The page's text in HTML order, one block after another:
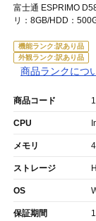
富士通 ESPRIMO
リ：8GB/HDD：
機能ランク:訳あり品
外観ランク:訳あり品
商品ランクにつ
商品コード
CPU
メモリ
ストレージ
OS
保証期間